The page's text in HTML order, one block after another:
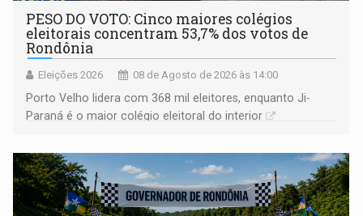
PESO DO VOTO: Cinco maiores colégios
eleitorais concentram 53,7% dos votos de
Rondônia
Eleições 2026 08 de Agosto de 2026 às 14:00
Porto Velho lidera com 368 mil eleitores, enquanto Ji-
Paraná é o maior colégio eleitoral do interior